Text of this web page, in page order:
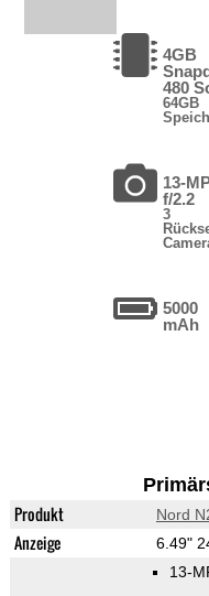
4GB
480
64GB
13-
f/2.2
3
5000
mAh
Produkt Nord
Anzeige 6.49"
13-